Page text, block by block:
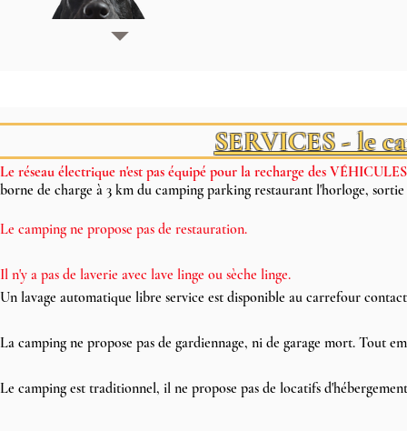
SERVICES - le
Le réseau électrique n'est pas équipé pour la recharge des
borne de charge à 3 km du camping parking restaurant l'horloge,
Le camping ne propose pas de restauration.
Il n'y a pas de laverie avec lave linge ou sèche linge.
Un lavage automatique libre service est disponible au carrefour
La camping ne propose pas de gardiennage, ni de garage mort. Tout
Le camping est traditionnel, il ne propose pas de locatifs